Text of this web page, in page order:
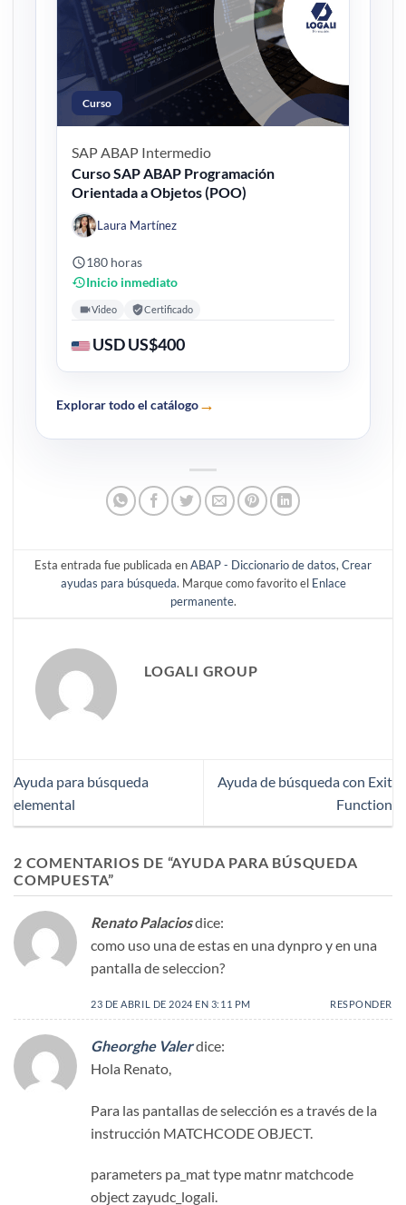
Curso
SAP ABAP Intermedio
Curso SAP ABAP Programación
Orientada a Objetos (POO)
Laura Martínez
180 horas
Inicio inmediato
Video Certificado
USD US$400
Explorar todo el catálogo→
Esta entrada fue publicada enABAP - Diccionario de datos,Crear
ayudas para búsqueda. Marque como favorito el Enlace
permanente.
LOGALI GROUP
Ayuda para búsqueda
elemental
Ayuda de búsqueda con Exit
Function
2 COMENTARIOS DE “AYUDA PARA BÚSQUEDA
COMPUESTA”
Renato Palaciosdice:
como uso una de estas en una dynpro y en una
pantalla de seleccion?
23 DE ABRIL DE 2024 EN 3:11 PM RESPONDER
Gheorghe Valerdice:
Hola Renato,
Para las pantallas de selección es a través de la
instrucción MATCHCODE OBJECT.
parameters pa_mat type matnr matchcode
object zayudc_logali.